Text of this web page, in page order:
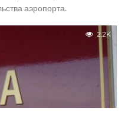
аэропорта.
2.2K